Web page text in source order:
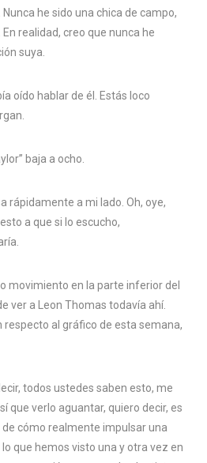
Nunca he sido una chica de campo,
realidad, creo que nunca he
suya.
oído hablar de él. Estás loco
baja a ocho.
rápidamente a mi lado. Oh, oye,
a que si lo escucho,
movimiento en la parte inferior del
ver a Leon Thomas todavía ahí.
respecto al gráfico de esta semana,
todos ustedes saben esto, me
que verlo aguantar, quiero decir, es
cómo realmente impulsar una
que hemos visto una y otra vez en